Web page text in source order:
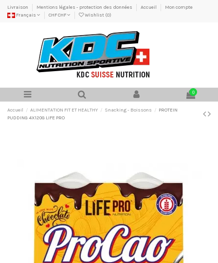
Livraison Mentions légales - protection des données Accueil
Mon compte
Français
CHF CHF Wishlist (0)
0
Accueil ALIMENTATION FIT ET HEALTHY Snacking - Boissons
PROTEIN
PUDDING 4X120G LIFE PRO